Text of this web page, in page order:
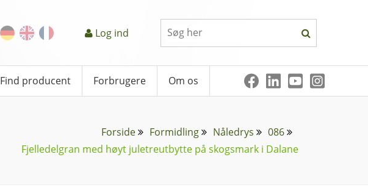
Log ind
Find producent Forbrugere Om os
Forside Formidling Nåledrys
086
Fjelledelgran med høyt juletreutbytte på skogsmark i Dalane